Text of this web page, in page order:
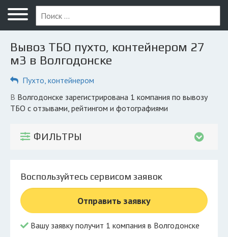
Меню
Главная
Вопрос юристу
Компании
Экоблог
© 2026 Все права защищены
Вывоз ТБО пухто, контейнером 27
м3 в Волгодонске
Пухто, контейнером
в Волгодонске зарегистрирована 1 компания по вывозу
ТБО с отзывами, рейтингом и фотографиями
ФИЛЬТРЫ
Воспользуйтесь сервисом заявок
Отправить заявку
Вашу заявку получит 1 компания в Волгодонске